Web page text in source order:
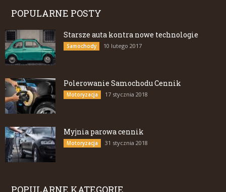
POPULARNE POSTY
Starsze auta kontra nowe technologie
Samochody 10 lutego 2017
Polerowanie Samochodu Cennik
Motoryzacja 17 stycznia 2018
Myjnia parowa cennik
Motoryzacja 31 stycznia 2018